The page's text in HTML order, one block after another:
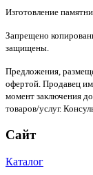
Изготовление
Запрещено
защищены.
Предложения,
офертой. Продавец
момент заключения
товаров/услуг.
Сайт
Каталог